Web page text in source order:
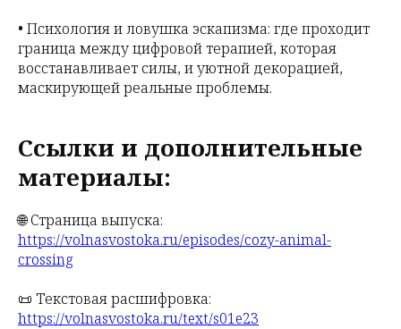
• Психология и ловушка эскапизма: где проходит
граница между цифровой терапией, которая
восстанавливает силы, и уютной декорацией,
маскирующей реальные проблемы.
Ссылки и дополнительные
материалы:
🌐 Страница выпуска:
https://volnasvostoka.ru/episodes/cozy-animal-
crossing
📜 Текстовая расшифровка:
https://volnasvostoka.ru/text/s01e23